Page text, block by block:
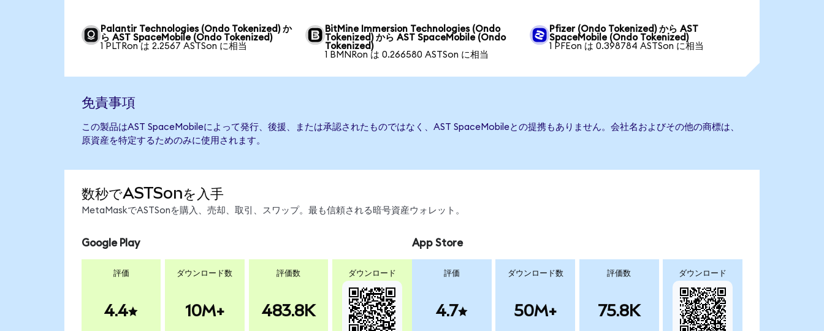
Palantir Technologies (Ondo Tokenized) か
ら AST SpaceMobile (Ondo Tokenized)
1 PLTRon は 2.2567 ASTSon に相当
BitMine Immersion Technologies (Ondo
Tokenized) から AST SpaceMobile (Ondo
Tokenized)
1 BMNRon は 0.266580 ASTSon に相当
Pfizer (Ondo Tokenized) から AST
SpaceMobile (Ondo Tokenized)
1 PFEon は 0.398784 ASTSon に相当
免責事項
この製品はAST SpaceMobileによって発行、後援、または承認されたものではなく、AST SpaceMobileとの提携もありません。会社名およびその他の商標は、
原資産を特定するためのみに使用されます。
数秒でASTSonを入手
MetaMaskでASTSonを購入、売却、取引、スワップ。最も信頼される暗号資産ウォレット。
Google Play
評価
4.4
ダウンロード数
10M+
評価数
483.8K
ダウンロード
App Store
評価
4.7
ダウンロード数
50M+
評価数
75.8K
ダウンロード